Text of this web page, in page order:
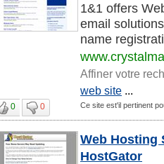
1&1 offers
email
name
Affiner votre
web site ...
0 0 Ce site est'il pertinent
Web Hosting
HostGator